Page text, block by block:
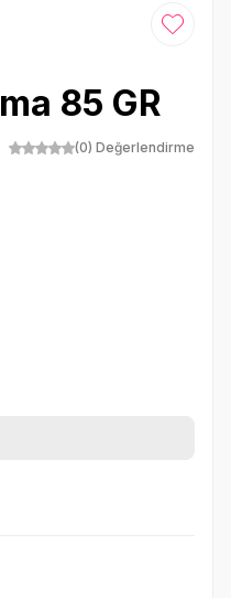
Favoriye
85 GR
(0) Değerlendirme